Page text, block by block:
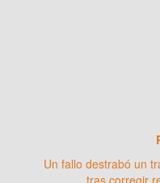
Un fallo destrabó un